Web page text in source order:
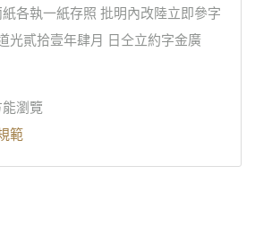
各執一紙存照 批明內改陸立即參字
光貳拾壹年肆月 日仝立約字金廣
瀏覽
範